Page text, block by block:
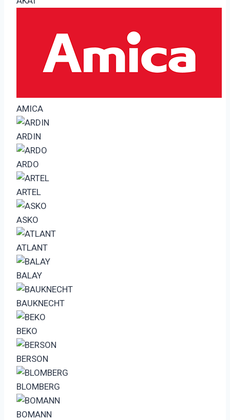
AMICA
ARDIN
ARDO
ARTEL
ASKO
ATLANT
BALAY
BAUKNECHT
BEKO
BERSON
BLOMBERG
BOMANN